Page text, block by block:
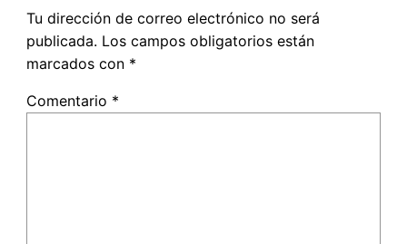
Tu dirección de correo electrónico no será
publicada. Los campos obligatorios están
marcados con *
Comentario *